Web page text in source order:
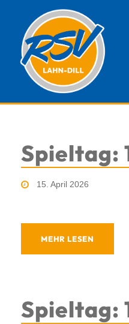
Spieltag:
15. April 2026
MEHR LESEN
Spieltag: